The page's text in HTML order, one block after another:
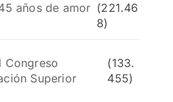
años de amor (221.46
8)
Congreso
Superior
(133.
455)